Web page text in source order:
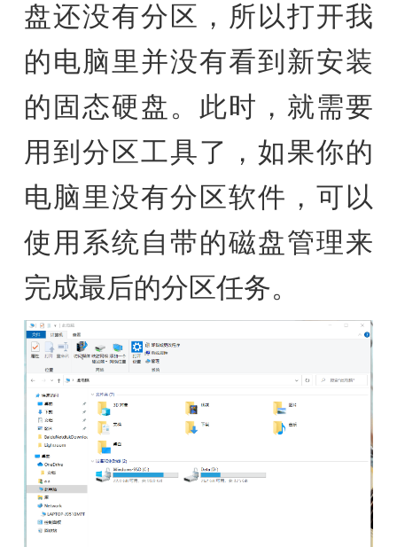
盘还没有分区，所以打开我
的电脑里并没有看到新安装
的固态硬盘。此时，就需要
用到分区工具了，如果你的
电脑里没有分区软件，可以
使用系统自带的磁盘管理来
完成最后的分区任务。